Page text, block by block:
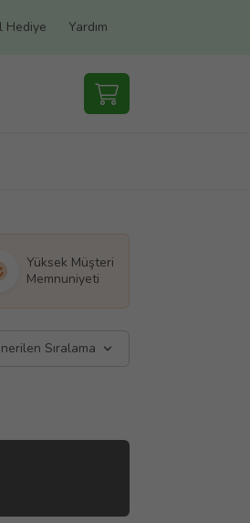
Hediye Yardım
Yüksek Müşteri
Memnuniyeti
Sıralama